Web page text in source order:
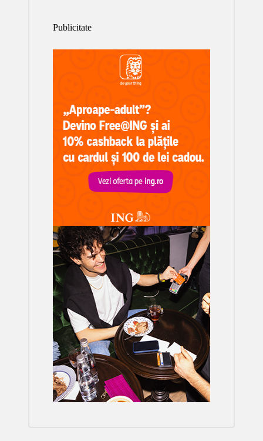
Publicitate